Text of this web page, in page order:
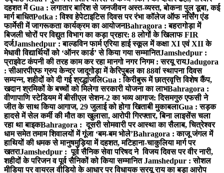
दहशत मेंGua : लगातार बारिश से जनजीवन अस्त-व्यस्त, बोकना पुल डूबा, कई
मार्ग बाधितPotka : विश्व हेपेटाइटिस दिवस पर रंभा कॉलेज ऑफ नर्सिंग एंड
फार्मेसी में जागरूकता कार्यक्रम का आयोजनBahragora : बहरागोड़ा में
बिजली चोरों पर विद्युत विभाग का कड़ा प्रहार: 8 लोगों के खिलाफ FIR
दर्जJamshedpur : बाल्डविन फार्म एरिया हाई स्कूल में कक्षा XI एवं XII के
मेधावी विद्यार्थियों को ‘ऑनर कार्ड’ से किया गया सम्मानितJamshedpur :
प्राइवेट कंपनी की तरह काम कर रहा मानगो नगर निगम : सरयू रायJadugora
: सीआरपीएफ ग्रुप केन्द्र जादूगोड़ा में केरिपुबल का 88वां स्थापना दिवस
सम्पन्न, शहीदों को दी गई श्रद्धांजलिGua : किरीबुरू में छात्रवृत्ति विशेष कैंप,
खदान श्रमिकों के बच्चों को मिलेगा सरकारी योजना का लाभBahragora :
वीणापाणि स्टेडियम में बीसीएल सेशन-2 का भव्य आगाज: दिसमगुरु एफसी ने
जीत के साथ किया आगाज, 29 जुलाई को होगा खिताबी मुकाबलाGua : सड़क
हादसे में सेल कर्मी की मौत का खुलासा, आरोपी गिरफ्तार, बिना लाइसेंस चला
रहा था बाइकBahragora : दूसरी सोमवारी पर आस्था का सैलाब, चित्रेश्वर
धाम समेत तमाम शिवालयों में गूंजा ‘बम-बम भोले’Bahragora : काजू जंगल में
हाथियों की धमक से मानुषमुड़िया में दहशत, मटिहाना-चाकुलिया मार्ग पर
खतराJamshedpur : पूर्व सैनिक सेवा परिषद ने विजय दिवस पर वीर नारी,
शहीदों के परिजन व पूर्व सैनिकों को किया सम्मानितJamshedpur : सोशल
मीडिया पर वायरल वीडियो के आधार पर विधायक सरयू राय का बड़ा आरोप